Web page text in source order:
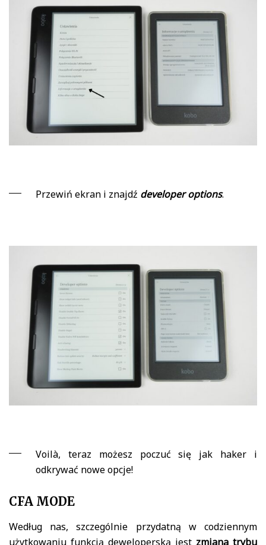
Przewiń ekran i znajdź developer options.
Voilà, teraz możesz poczuć się jak haker i
odkrywać nowe opcje!
CFA MODE
Według nas, szczególnie przydatną w codziennym
użytkowaniu funkcją deweloperską jest zmiana trybu